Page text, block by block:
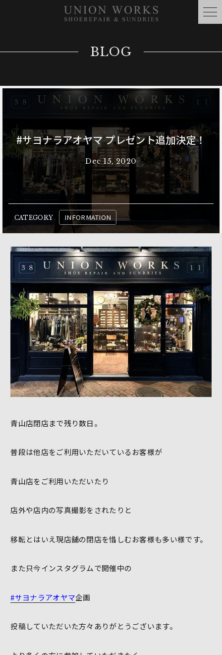
BLOG
#サヨナラアオヤマ プレゼント追加決定！
Dec 15, 2020
CATEGORY INFORMATION
青山店閉店まで残り数日。
普段は他店をご利用いただいているお客様が
青山店をご利用いただいたり
店外や店内の写真撮影をされたりと
移転とはいえ現店舗の閉店を惜しむお客様も多い様です。
また只今インスタグラムで開催中の
#サヨナラアオヤマ企画
投稿していただいた方々ありがとうございます。